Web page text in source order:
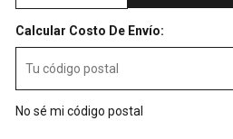
Calcular Costo De Envío:
No sé mi código postal